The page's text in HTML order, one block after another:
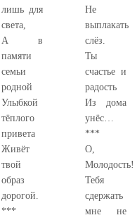
лишь для
света,
А в
памяти
семьи
родной
Улыбкой
тёплого
привета
Живёт
твой
образ
дорогой.
***
Не
выплакать
слёз.
Ты
счастье и
радость
Из дома
унёс…
***
О,
Молодость!
Тебя
сдержать
мне не